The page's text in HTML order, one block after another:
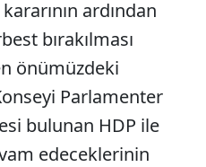
ardından
bırakılması
önümüzdeki
Parlamenter
bulunan HDP ile
edeceklerinin